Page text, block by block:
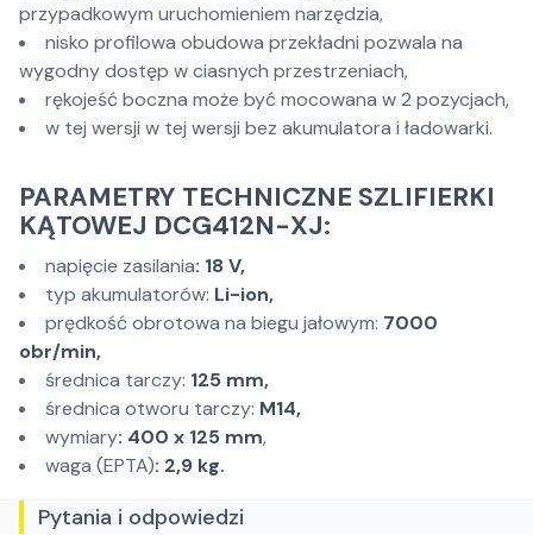
przypadkowym uruchomieniem narzędzia,
nisko profilowa obudowa przekładni pozwala na
wygodny dostęp w ciasnych przestrzeniach,
rękojeść boczna może być mocowana w 2 pozycjach,
w tej wersji w tej wersji bez akumulatora i ładowarki.
PARAMETRY TECHNICZNE SZLIFIERKI
KĄTOWEJ DCG412N-XJ:
napięcie zasilania: 18 V,
typ akumulatorów: Li-ion,
prędkość obrotowa na biegu jałowym: 7000
obr/min,
średnica tarczy: 125 mm,
średnica otworu tarczy: M14,
wymiary: 400 x 125 mm,
waga (EPTA): 2,9 kg.
Pytania i odpowiedzi